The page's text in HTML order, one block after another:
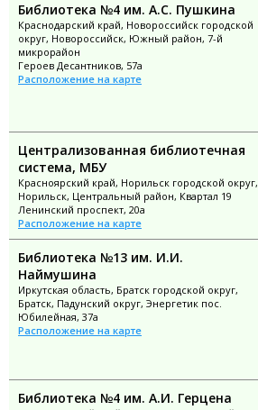
Библиотека №4 им. А.С. Пушкина
Краснодарский край, Новороссийск городской
округ, Новороссийск, Южный район, 7-й
микрорайон
Героев Десантников, 57а
Расположение на карте
Централизованная библиотечная
система, МБУ
Красноярский край, Норильск городской округ,
Норильск, Центральный район, Квартал 19
Ленинский проспект, 20а
Расположение на карте
Библиотека №13 им. И.И.
Наймушина
Иркутская область, Братск городской округ,
Братск, Падунский округ, Энергетик пос.
Юбилейная, 37а
Расположение на карте
Библиотека №4 им. А.И. Герцена